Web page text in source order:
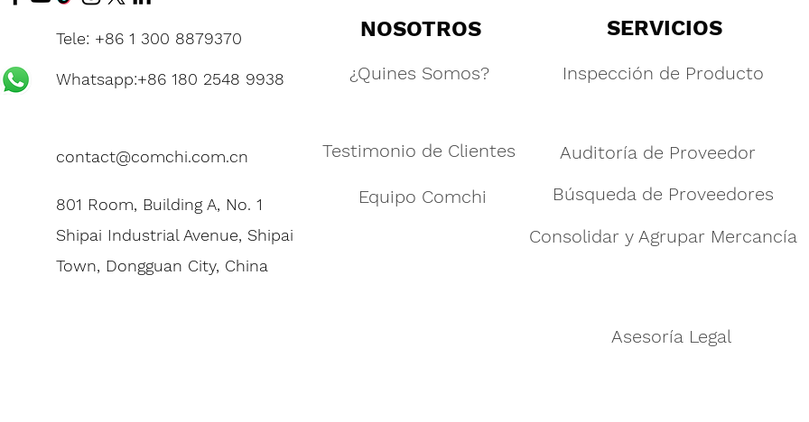
Tele: +86 1 300 8879370
Whatsapp:+86 180 2548 9938
contact@comchi.com.cn
801 Room, Building A, No. 1
Shipai Industrial Avenue, Shipai
Town, Dongguan City, China
NOSOTROS
¿Quines Somos?
SERVICIOS
Inspección de Producto
Testimonio de Clientes
Equipo Comchi
Auditoría de Proveedor
Búsqueda de Proveedores
Consolidar y Agrupar Mercancía
Asesoría Legal